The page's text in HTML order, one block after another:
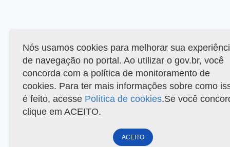
Nós usamos cookies para melhorar sua
de navegação no portal. Ao utilizar o gov.br, você
concorda com a política de monitoramento de
cookies. Para ter mais informações sobre como
é feito, acesse Política de cookies.Se você
clique em ACEITO.
ACEITO